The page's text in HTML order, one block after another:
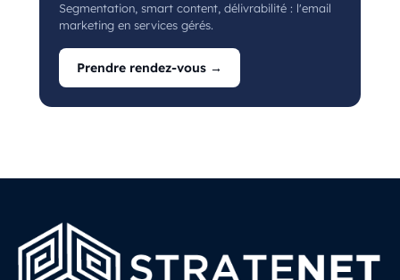
Segmentation, smart content, délivrabilité : l'email
marketing en services gérés.
Prendre rendez-vous →